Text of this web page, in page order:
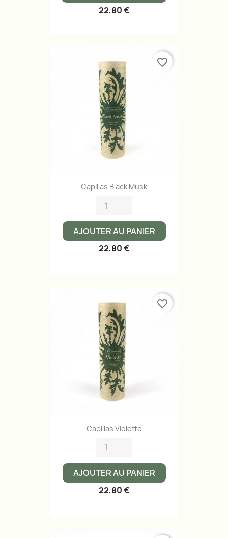
22,80 €
Capillas Black Musk
AJOUTER AU PANIER
22,80 €
favorite_border
Capillas Violette
AJOUTER AU PANIER
22,80 €
favorite_border